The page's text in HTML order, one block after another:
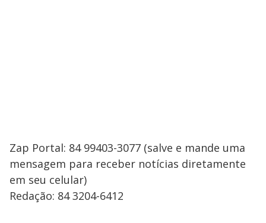
Zap Portal: 84 99403-3077 (salve e mande uma
mensagem para receber notícias diretamente
em seu celular)
Redação: 84 3204-6412